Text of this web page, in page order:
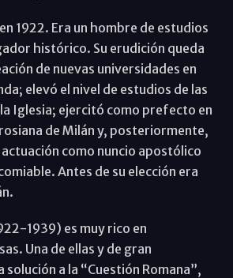
1922. Era un hombre de estudios
histórico. Su erudición queda
de nuevas universidades en
elevó el nivel de estudios de las
Iglesia; ejercitó como prefecto en
de Milán y, posteriormente,
actuación como nuncio apostólico
Antes de su elección era
1939) es muy rico en
Una de ellas y de gran
a la “Cuestión Romana”,